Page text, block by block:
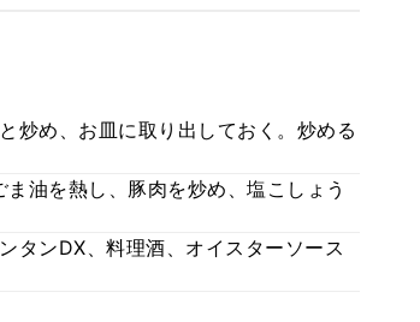
炒め、お皿に取り出しておく。炒める
油を熱し、豚肉を炒め、塩こしょう
タンDX、料理酒、オイスターソース